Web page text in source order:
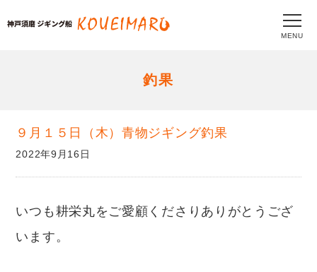
MENU
釣果
９月１５日（木）青物ジギング釣果
2022年9月16日
いつも耕栄丸をご愛顧くださりありがとうござ
います。